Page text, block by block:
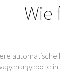
Wie
automatische
in